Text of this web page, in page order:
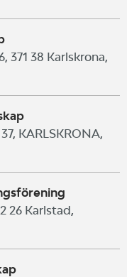
371 38 Karlskrona,
KARLSKRONA,
26 Karlstad,